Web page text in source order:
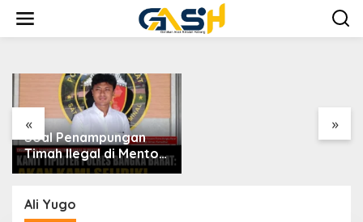
konten
« »
di Mentok,
Polres
Wabup Debby Lepas
Desa Sumber Jaya
Permai
Wabup
Ali Yugo